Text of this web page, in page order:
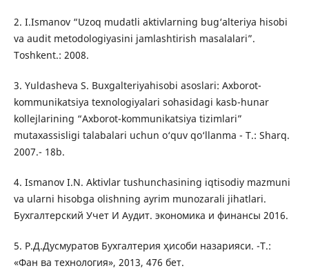
2. I.Ismanov “Uzoq mudatli aktivlarning bug‘alteriya hisobi
va audit metodologiyasini jamlashtirish masalalari”.
Toshkent.: 2008.
3. Yuldasheva S. Buxgalteriyahisobi asoslari: Axborot-
kommunikatsiya texnologiyalari sohasidagi kasb-hunar
kollejlarining “Axborot-kommunikatsiya tizimlari”
mutaxassisligi talabalari uchun o‘quv qo‘llanma - T.: Sharq.
2007.- 18b.
4. Ismanov I.N. Aktivlar tushunchasining iqtisodiy mazmuni
va ularni hisobga olishning ayrim munozarali jihatlari.
Бухгалтерский Учет И Аудит. экономика и финансы 2016.
5. Р.Д.Дусмуратов Бухгалтерия ҳисоби назарияси. -Т.:
«Фан ва технология», 2013, 476 бет.